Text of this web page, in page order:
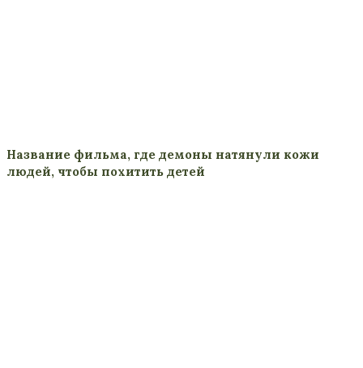
Название фильма, где демоны натянули кожи
людей, чтобы похитить детей